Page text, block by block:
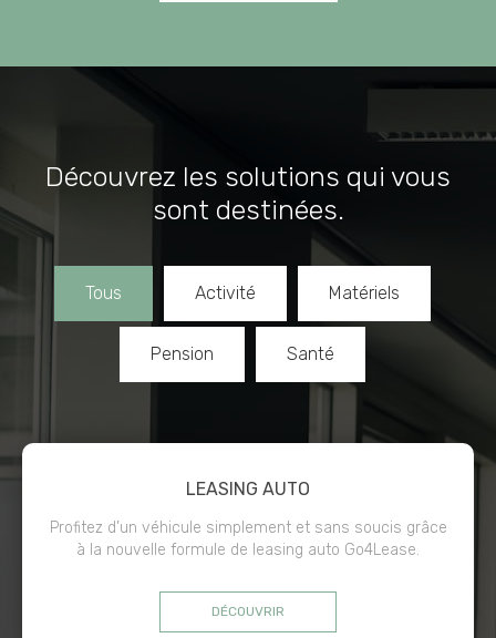
Découvrez les solutions qui vous
sont destinées.
Tous Activité Matériels
Pension Santé
LEASING AUTO
Profitez d’un véhicule simplement et sans soucis grâce
à la nouvelle formule de leasing auto Go4Lease.
DÉCOUVRIR